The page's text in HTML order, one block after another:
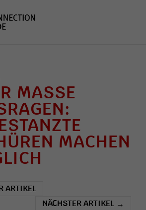
MASSE
MACHEN
ARTIKEL
NÄCHSTER ARTIKEL →